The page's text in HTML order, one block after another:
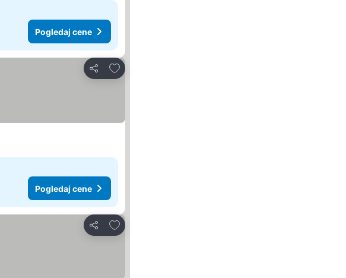
Pogledaj cene
Deli
Dodati u favorite
Pogledaj cene
Deli
Dodati u favorite